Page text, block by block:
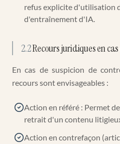
refus explicite d'utilisation
d'entraînement d'IA.
2.2Recours juridiques en
En cas de suspicion de
recours sont envisageables :
Action en référé : Permet
retrait d'un contenu
Action en contrefaçon